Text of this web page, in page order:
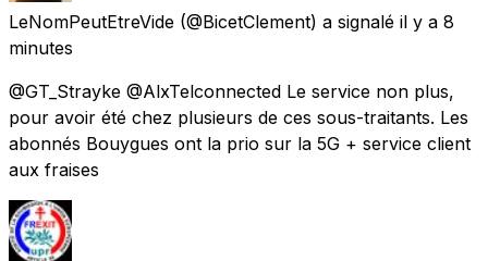
LeNomPeutEtreVide (@BicetClement) a signalé il y a 8
minutes
@GT_Strayke @AlxTelconnected Le service non plus,
pour avoir été chez plusieurs de ces sous-traitants. Les
abonnés Bouygues ont la prio sur la 5G + service client
aux fraises